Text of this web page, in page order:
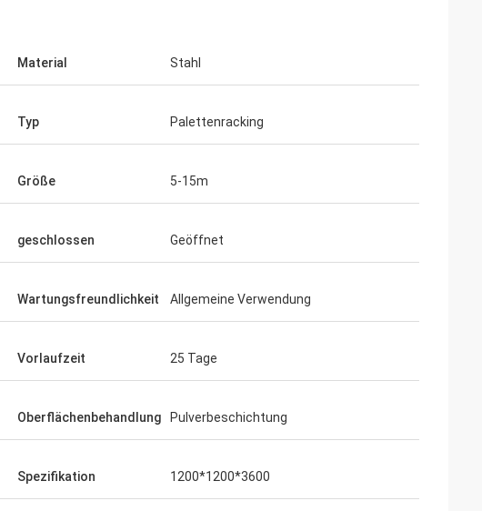
Material Stahl
Typ Palettenracking
Größe 5-15m
geschlossen Geöffnet
Wartungsfreundlichkeit Allgemeine Verwendung
Vorlaufzeit 25 Tage
Oberflächenbehandlung Pulverbeschichtung
Spezifikation 1200*1200*3600